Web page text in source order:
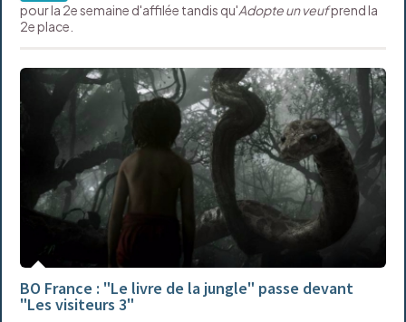
pour la 2e semaine d'affilée tandis qu'Adopte un veufprend la
2e place.
BO France : "Le livre de la jungle" passe devant
"Les visiteurs 3"